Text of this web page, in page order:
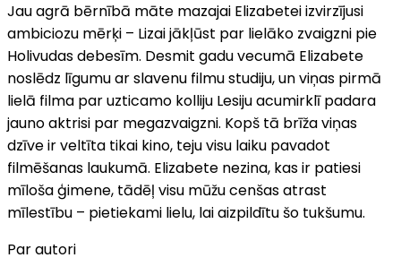
Jau agrā bērnībā māte mazajai Elizabetei izvirzījusi
ambiciozu mērķi – Lizai jākļūst par lielāko zvaigzni pie
Holivudas debesīm. Desmit gadu vecumā Elizabete
noslēdz līgumu ar slavenu filmu studiju, un viņas pirmā
lielā filma par uzticamo kolliju Lesiju acumirklī padara
jauno aktrisi par megazvaigzni. Kopš tā brīža viņas
dzīve ir veltīta tikai kino, teju visu laiku pavadot
filmēšanas laukumā. Elizabete nezina, kas ir patiesi
mīloša ģimene, tādēļ visu mūžu cenšas atrast
mīlestību – pietiekami lielu, lai aizpildītu šo tukšumu.
Par autori